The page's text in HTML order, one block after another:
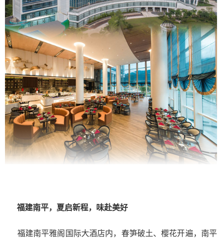
福建南平，夏启新程，味赴美好
福建南平雅阁国际大酒店内，春笋破土、樱花开遍，南平